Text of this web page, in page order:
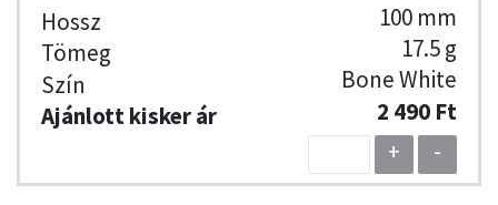
100 mm
17.5 g
Bone White
2 490 Ft
+
-